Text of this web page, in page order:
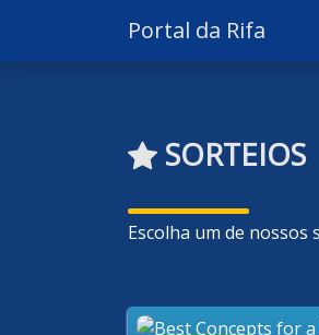
Portal da Rifa
SORTEIOS
Escolha um de nossos